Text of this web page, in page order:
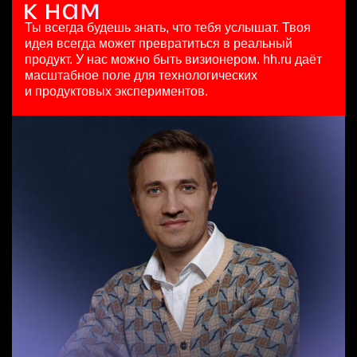
HeadHunter::Коммерческий департамент
вчера
150000 ₽
Нижний Новгород
HeadHunter::Коммерческий департамент
125000 - 175000 ₽
Ярославль
Менеджер по продажам B2B (сегмент SMB)
HeadHunter::Телефонные продажи
29 июл. 2026
450000 ₽
Москва
Ташкент
Специалист по медиапланированию
HeadHunter::Департамент маркетинга
вчера
з/п не указана
Ярославль
Ты всегда будешь знать, что тебя услышат. Твоя
идея всегда может превратиться в реальный
продукт. У нас можно быть визионером. hh.ru даёт
масштабное поле для технологических
и продуктовых экспериментов.